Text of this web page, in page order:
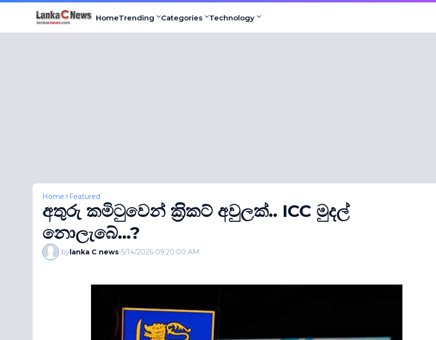
HomeTrending Categories Technology
Home Featured
අතුරු කමිටුවෙන් ක‍්‍රිකට් අවුලක්.. ICC මුදල්
නොලැබේ...?
bylanka C news-5/14/2026 09:20:00 AM